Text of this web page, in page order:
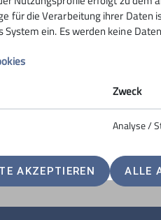
Reservierung
für die Verarbeitung ihrer Daten
System ein. Es werden keine
Zweck
Analyse /
AKZEPTIEREN ALLE